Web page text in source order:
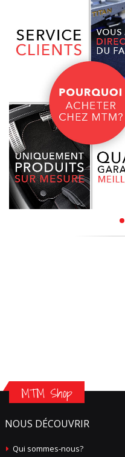
MTM Shop
NOUS DÉCOUVRIR
Qui sommes-nous?